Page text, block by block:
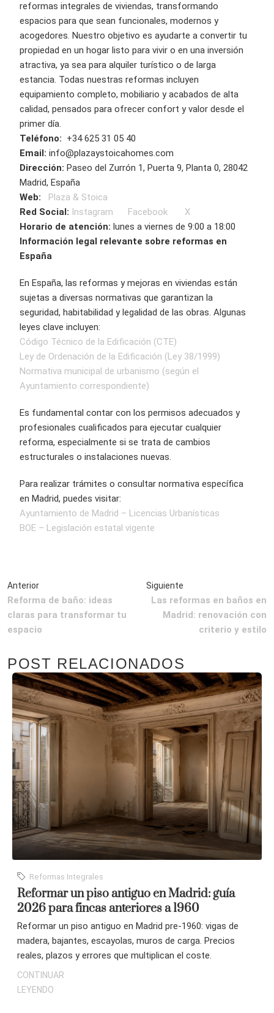
reformas integrales de viviendas, transformando
espacios para que sean funcionales, modernos y
acogedores. Nuestro objetivo es ayudarte a convertir tu
propiedad en un hogar listo para vivir o en una inversión
atractiva, ya sea para alquiler turístico o de larga
estancia. Todas nuestras reformas incluyen
equipamiento completo, mobiliario y acabados de alta
calidad, pensados para ofrecer confort y valor desde el
primer día.
Teléfono: +34 625 31 05 40
Email: info@plazaystoicahomes.com
Dirección: Paseo del Zurrón 1, Puerta 9, Planta 0, 28042
Madrid, España
Web:
Plaza & Stoica
Red Social: Instagram Facebook
X
Horario de atención: lunes a viernes de 9:00 a 18:00
Información legal relevante sobre reformas en
España
En España, las reformas y mejoras en viviendas están
sujetas a diversas normativas que garantizan la
seguridad, habitabilidad y legalidad de las obras. Algunas
leyes clave incluyen:
Código Técnico de la Edificación (CTE)
Ley de Ordenación de la Edificación (Ley 38/1999)
Normativa municipal de urbanismo (según el
Ayuntamiento correspondiente)
Es fundamental contar con los permisos adecuados y
profesionales cualificados para ejecutar cualquier
reforma, especialmente si se trata de cambios
estructurales o instalaciones nuevas.
Para realizar trámites o consultar normativa específica
en Madrid, puedes visitar:
Ayuntamiento de Madrid – Licencias Urbanísticas
BOE – Legislación estatal vigente
Reforma de baño: ideas
claras para transformar tu
espacio
Las reformas en baños en
Madrid: renovación con
criterio y estilo
Reformas Integrales
Reformar un piso antiguo en Madrid: guía
2026 para fincas anteriores a 1960
Reformar un piso antiguo en Madrid pre-1960: vigas de
madera, bajantes, escayolas, muros de carga. Precios
reales, plazos y errores que multiplican el coste.